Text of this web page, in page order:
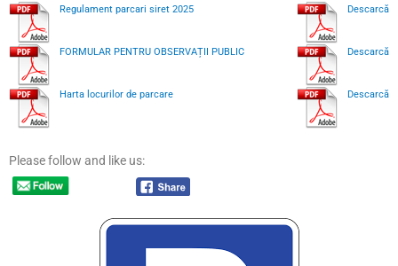
Regulament parcari siret 2025 Descarcă
FORMULAR PENTRU OBSERVAȚII PUBLIC Descarcă
Harta locurilor de parcare Descarcă
Please follow and like us: